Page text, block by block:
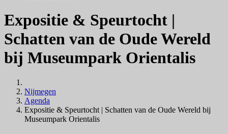
Expositie & Speurtocht |
Schatten van de Oude Wereld
bij Museumpark Orientalis
Nijmegen
Agenda
Expositie & Speurtocht | Schatten van de Oude Wereld bij
Museumpark Orientalis